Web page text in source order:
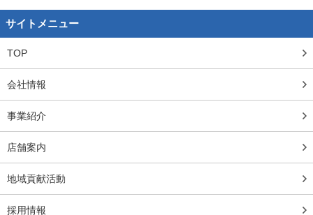
サイトメニュー
TOP
会社情報
事業紹介
店舗案内
地域貢献活動
採用情報